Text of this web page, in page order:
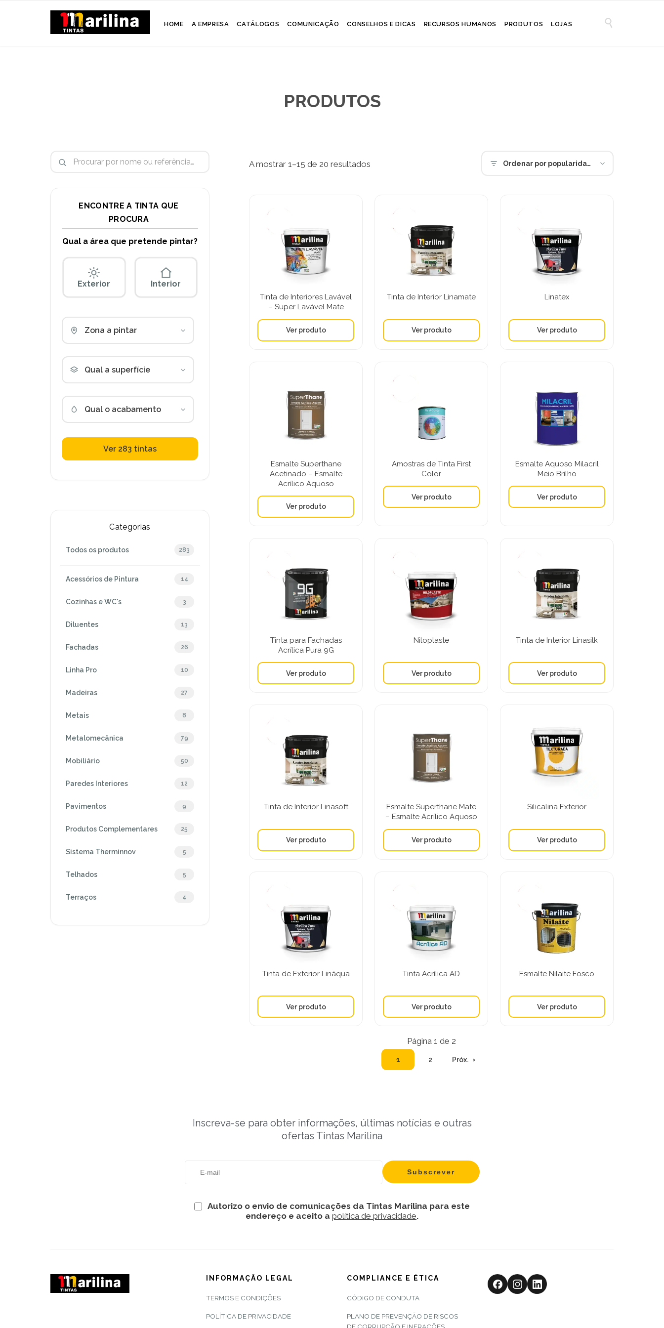
to
HOME A EMPRESA CATÁLOGOS COMUNICAÇÃO CONSELHOS E DICAS RECURSOS HUMANOS PRODUTOS LOJAS 
PRODUTOS
ENCONTRE A TINTA QUE
PROCURA
Qual a área que pretende pintar?
Exterior Interior
Zona a pintar
Qual a superfície
Qual o acabamento
Ver 283 tintas
Categorias
Todos os produtos 283
Acessórios de Pintura 14
Cozinhas e WC's 3
Diluentes 13
Fachadas 26
Linha Pro 10
Madeiras 27
Metais 8
Metalomecânica 79
Mobiliário 50
Paredes Interiores 12
Pavimentos 9
Produtos Complementares 25
Sistema Therminnov 5
Telhados 5
Terraços 4
A mostrar 1–15 de 20 resultados Ordenar por popularidade
Tinta de Interiores Lavável
– Super Lavável Mate
Tinta de Interior Linamate Linatex
Esmalte Superthane
Acetinado – Esmalte
Acrílico Aquoso
Amostras de Tinta First
Color
Esmalte Aquoso Milacril
Meio Brilho
Tinta para Fachadas
Acrílica Pura 9G
Niloplaste Tinta de Interior Linasilk
Tinta de Interior Linasoft
Esmalte Superthane Mate
– Esmalte Acrílico Aquoso
Silicalina Exterior
Tinta de Exterior Lináqua Tinta Acrílica AD Esmalte Nilaite Fosco
Página 1 de 2
1 2 Próx.
Inscreva-se para obter informações, últimas notícias e outras
ofertas Tintas Marilina
Autorizo o envio de comunicações da Tintas Marilina para este
endereço e aceito a política de privacidade.
INFORMAÇÃO LEGAL
TERMOS E CONDIÇÕES
POLÍTICA DE PRIVACIDADE
COMPLIANCE E ÉTICA
CÓDIGO DE CONDUTA
PLANO DE PREVENÇÃO DE RISCOS